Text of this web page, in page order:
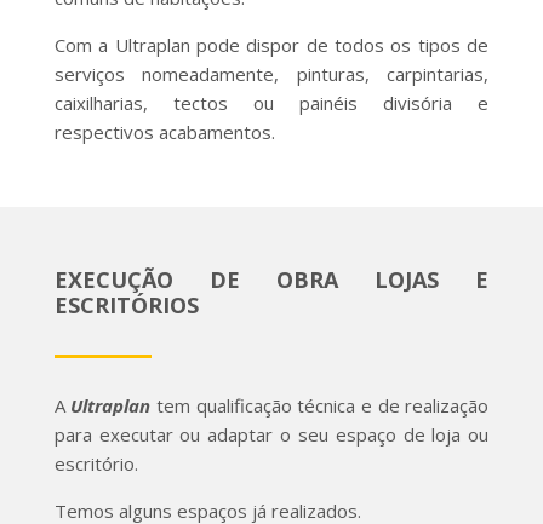
Com a Ultraplan pode dispor de todos os tipos de
serviços nomeadamente, pinturas, carpintarias,
caixilharias, tectos ou painéis divisória e
respectivos acabamentos.
EXECUÇÃO DE OBRA LOJAS E
ESCRITÓRIOS
A Ultraplan tem qualificação técnica e de realização
para executar ou adaptar o seu espaço de loja ou
escritório.
Temos alguns espaços já realizados.